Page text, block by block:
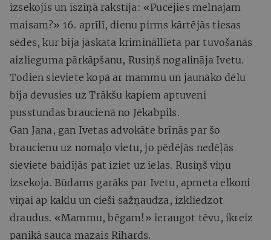
izsekojis un īsziņā rakstīja: «Pucējies melnajam
maisam?» 16. aprīlī, dienu pirms kārtējās tiesas
sēdes, kur bija jāskata krimināllieta par tuvošanās
aizlieguma pārkāpšanu, Rusiņš nogalināja Ivetu.
Todien sieviete kopā ar mammu un jaunāko dēlu
bija devusies uz Trākšu kapiem aptuveni
pusstundas braucienā no Jēkabpils.
Gan Jana, gan Ivetas advokāte brīnās par šo
braucienu uz nomaļo vietu, jo pēdējās nedēļās
sieviete baidījās pat iziet uz ielas. Rusiņš viņu
izsekoja. Būdams garāks par Ivetu, apmeta elkoni
viņai ap kaklu un cieši sažņaudza, izkliedzot
draudus. «Mammu, bēgam!» ieraugot tēvu, ikreiz
panikā sauca mazais Rihards.